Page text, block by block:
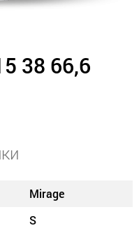
38 66,6
Mirage
S